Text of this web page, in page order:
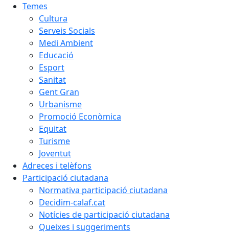
Temes
Cultura
Serveis Socials
Medi Ambient
Educació
Esport
Sanitat
Gent Gran
Urbanisme
Promoció Econòmica
Equitat
Turisme
Joventut
Adreces i telèfons
Participació ciutadana
Normativa participació ciutadana
Decidim-calaf.cat
Notícies de participació ciutadana
Queixes i suggeriments